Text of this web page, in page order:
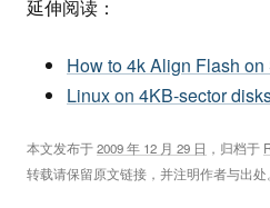
延伸阅读：
How to 4k Align Flash
Linux on 4KB-sector
本文发布于2009 年 12 月 29 日 ，归档于
转载请保留原文链接，并注明作者与出处。